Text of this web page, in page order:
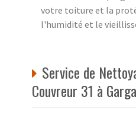
votre toiture et la
l'humidité et le
Service de
Couvreur 31 à